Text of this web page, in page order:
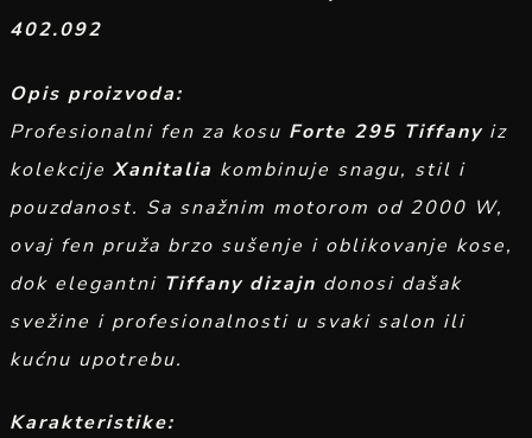
402.092
Opis proizvoda:
Profesionalni fen za kosu Forte 295 Tiffanyiz
kolekcije Xanitalia kombinuje snagu, stil i
pouzdanost. Sa snažnim motorom od 2000 W,
ovaj fen pruža brzo sušenje i oblikovanje kose,
dok elegantni Tiffany dizajn donosi dašak
svežine i profesionalnosti u svaki salon ili
kućnu upotrebu.
Karakteristike: